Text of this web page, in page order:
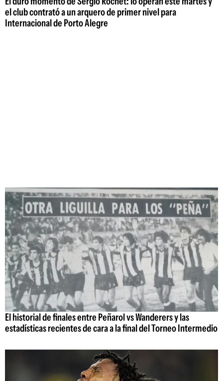
el club contrató a un arquero de primer nivel para
Internacional de Porto Alegre
El historial de finales entre Peñarol vs Wanderers y las
estadísticas recientes de cara a la final del Torneo Intermedio